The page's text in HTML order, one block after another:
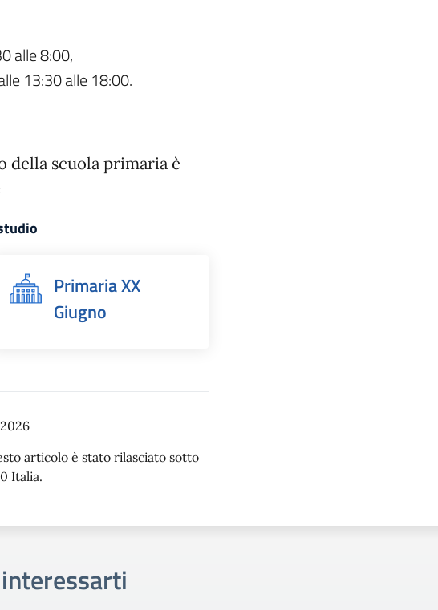
alle 8:00,
13:30 alle 18:00.
della scuola primaria è
Primaria XX
Giugno
articolo è stato rilasciato sotto
Italia.